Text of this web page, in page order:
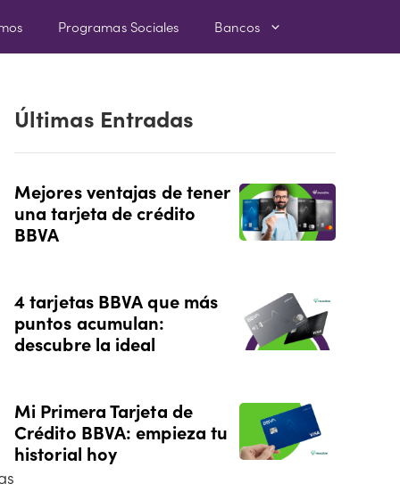
Programas Sociales Bancos
Últimas Entradas
Mejores ventajas de tener
una tarjeta de crédito
BBVA
4 tarjetas BBVA que más
puntos acumulan:
descubre la ideal
Mi Primera Tarjeta de
Crédito BBVA: empieza tu
historial hoy